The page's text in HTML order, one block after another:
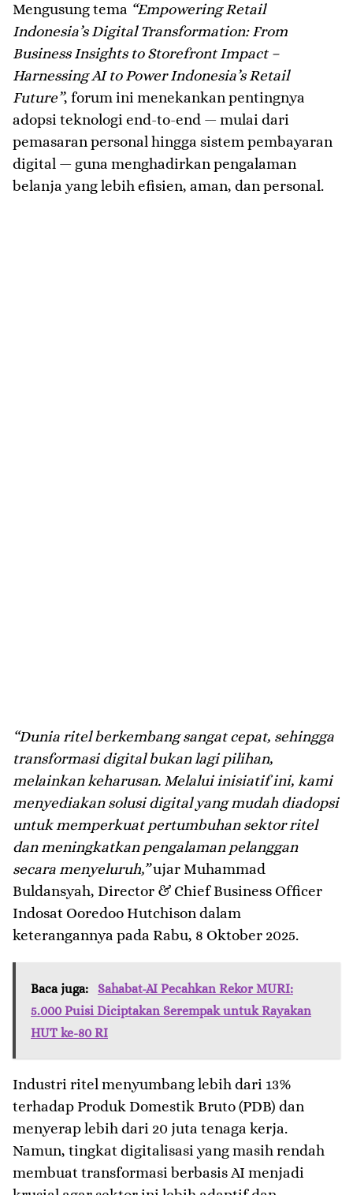
Mengusung tema “Empowering Retail
Indonesia’s Digital Transformation: From
Business Insights to Storefront Impact –
Harnessing AI to Power Indonesia’s Retail
Future”, forum ini menekankan pentingnya
adopsi teknologi end-to-end — mulai dari
pemasaran personal hingga sistem pembayaran
digital — guna menghadirkan pengalaman
belanja yang lebih efisien, aman, dan personal.
“Dunia ritel berkembang sangat cepat, sehingga
transformasi digital bukan lagi pilihan,
melainkan keharusan. Melalui inisiatif ini, kami
menyediakan solusi digital yang mudah diadopsi
untuk memperkuat pertumbuhan sektor ritel
dan meningkatkan pengalaman pelanggan
secara menyeluruh,”ujar Muhammad
Buldansyah, Director & Chief Business Officer
Indosat Ooredoo Hutchison dalam
keterangannya pada Rabu, 8 Oktober 2025.
Baca juga:
Sahabat-AI Pecahkan Rekor MURI:
5.000 Puisi Diciptakan Serempak untuk Rayakan
HUT ke-80 RI
Industri ritel menyumbang lebih dari 13%
terhadap Produk Domestik Bruto (PDB) dan
menyerap lebih dari 20 juta tenaga kerja.
Namun, tingkat digitalisasi yang masih rendah
membuat transformasi berbasis AI menjadi